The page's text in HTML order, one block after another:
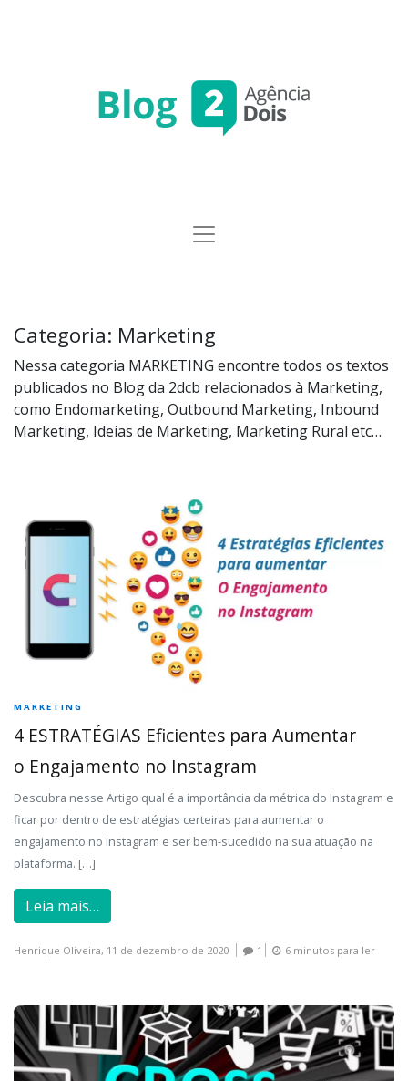
Categoria: Marketing
Nessa categoria MARKETING encontre todos os textos
publicados no Blog da 2dcb relacionados à Marketing,
como Endomarketing, Outbound Marketing, Inbound
Marketing, Ideias de Marketing, Marketing Rural etc…
MARKETING
4 ESTRATÉGIAS Eficientes para Aumentar
o Engajamento no Instagram
Descubra nesse Artigo qual é a importância da métrica do Instagram e
ficar por dentro de estratégias certeiras para aumentar o
engajamento no Instagram e ser bem-sucedido na sua atuação na
plataforma. […]
Leia mais…
Henrique Oliveira, 11 de dezembro de 2020 1 6 minutos para ler